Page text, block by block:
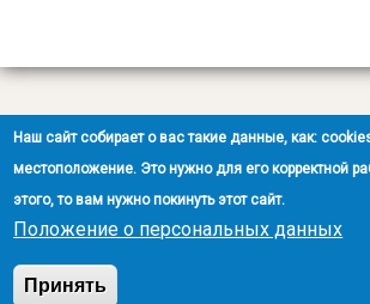
Все права защищены
2008-2026 © ООО НЭОО
Наш сайт собирает о вас такие данные, как:
местоположение. Это нужно для его корректной
этого, то вам нужно покинуть этот сайт.
Положение о персональных данных
Принять